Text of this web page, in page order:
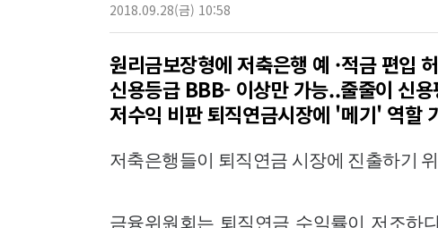
2018.09.28(금) 10:58
원리금보장형에 저축은행 예 ·적금 편입
신용등급 BBB- 이상만 가능..줄줄이 신용
저수익 비판 퇴직연금시장에 '메기' 역할
저축은행들이 퇴직연금 시장에 진출하기
금융위원회는 퇴직연금 수익률이 저조하